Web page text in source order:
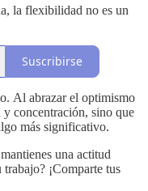
la flexibilidad no es un
Suscribirse
Al abrazar el optimismo
concentración, sino que
más significativo.
una actitud
¡Comparte tus